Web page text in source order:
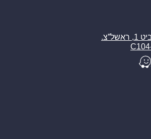
רח’ אברהם בומה שביט 1, ראשל”צ.